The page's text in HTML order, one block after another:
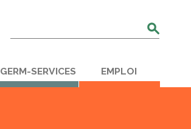
:
GERM-SERVICES EMPLOI